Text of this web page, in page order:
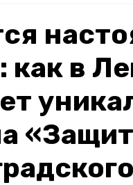
как в